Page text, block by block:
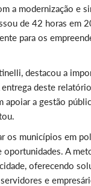
a modernização e
de 42 horas em
para os
destacou a
deste
a gestão
os municípios em
A
oferecendo
e